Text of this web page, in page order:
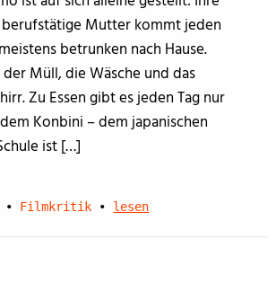
Mutter kommt jeden
betrunken nach Hause.
Müll, die Wäsche und das
Zu Essen gibt es jeden Tag nur
Konbini – dem japanischen
ist […]
• Filmkritik • lesen